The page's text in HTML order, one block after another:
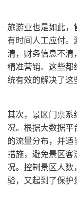
旅游业也是如此
有时间人工应付
清，财务信息不
精准营销。这些
统有效的解决了这
其次，景区门票
况。根据大数据
的流量分布，并
措施，避免景区
况。控制景区人
验，又起到了保护